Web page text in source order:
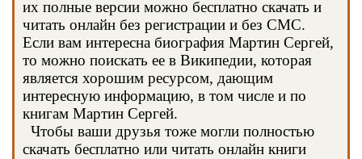
их полные версии можно бесплатно скачать и
читать онлайн без регистрации и без СМС.
Если вам интересна биография Мартин Сергей,
то можно поискать ее в Википедии, которая
является хорошим ресурсом, дающим
интересную информацию, в том числе и по
книгам Мартин Сергей.
Чтобы ваши друзья тоже могли полностью
скачать бесплатно или читать онлайн книги